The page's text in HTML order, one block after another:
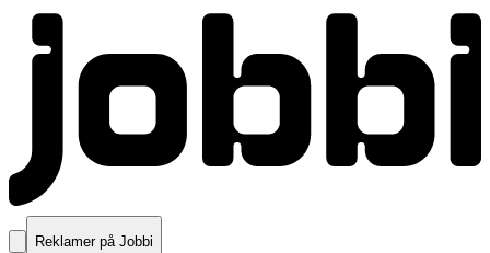
Reklamer på Jobbi